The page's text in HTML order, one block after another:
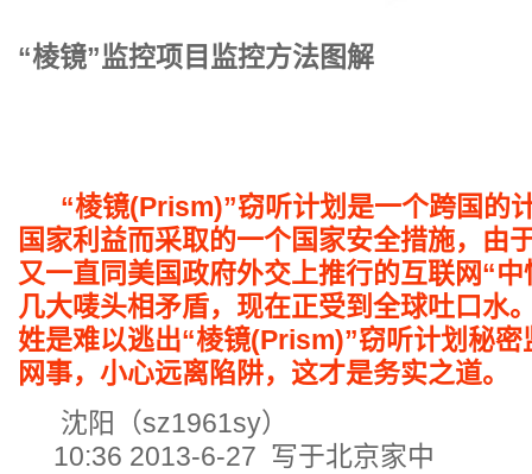
“棱镜”监控项目监控方法图解
“棱镜(Prism)”窃听计划是一个跨国的
国家利益而采取的一个国家安全措施，由
又一直同美国政府外交上推行的互联网“
几大唛头相矛盾，现在正受到全球吐口水
姓是难以逃出“棱镜(Prism)”窃听计划秘
网事，小心远离陷阱，这才是务实之道。
沈阳（sz1961sy）
10:36 2013-6-27 写于北京家中